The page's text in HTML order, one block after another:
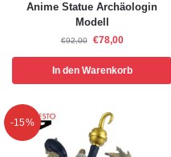
Anime Statue Archäologin
Modell
€92,00 €78,00
In den Warenkorb
-15%